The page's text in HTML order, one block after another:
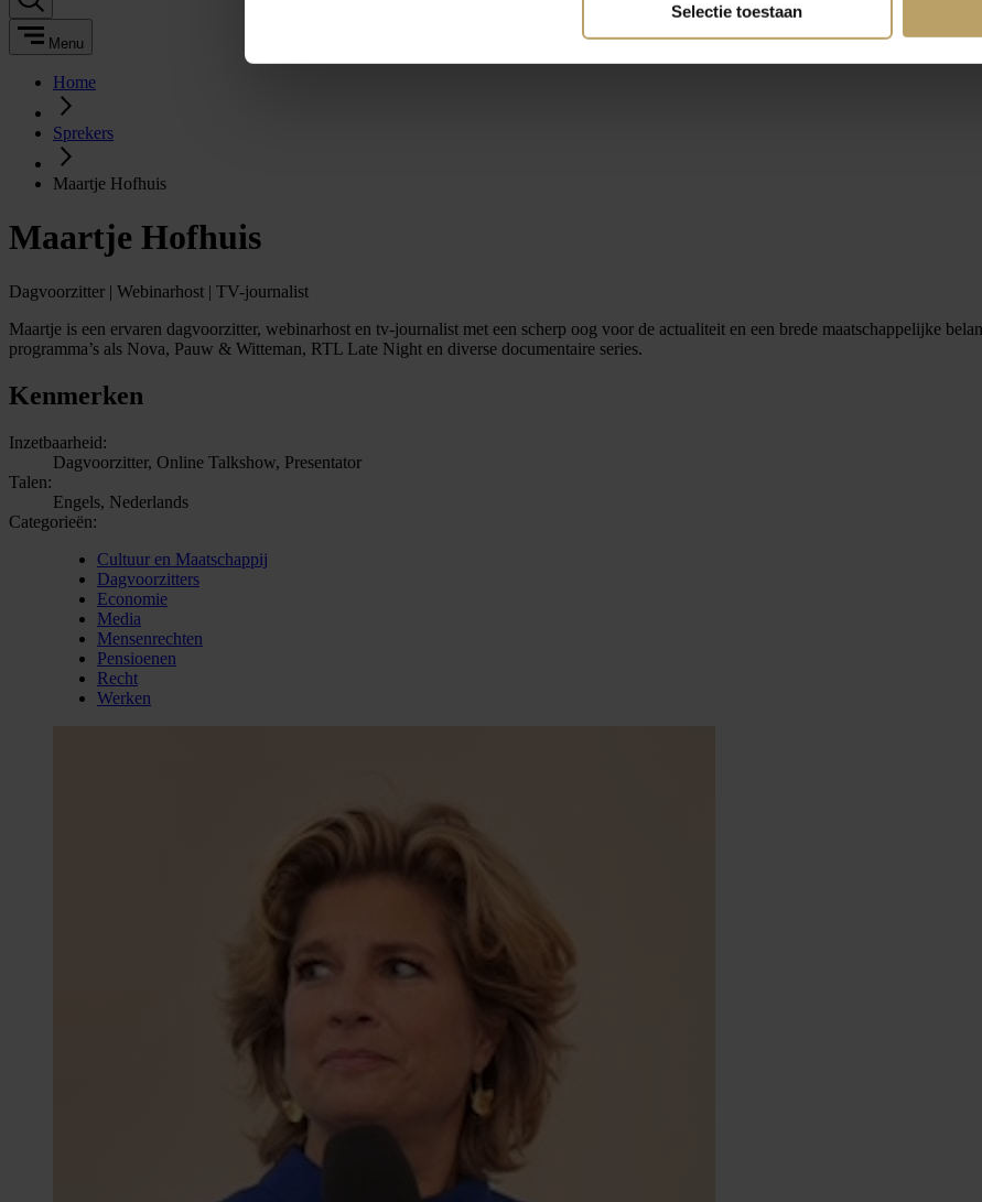
Selectie toestaan
Menu
Home
Sprekers
Maartje Hofhuis
Maartje Hofhuis
Dagvoorzitter | Webinarhost | TV-journalist
Maartje is een ervaren dagvoorzitter, webinarhost en tv-journalist met een scherp oog voor de actualiteit en een brede maatschappelijke
programma’s als Nova, Pauw & Witteman, RTL Late Night en diverse documentaire series.
Kenmerken
Inzetbaarheid:
Dagvoorzitter, Online Talkshow, Presentator
Talen:
Engels, Nederlands
Categorieën:
Cultuur en Maatschappij
Dagvoorzitters
Economie
Media
Mensenrechten
Pensioenen
Recht
Werken